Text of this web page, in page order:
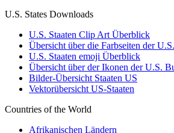
U.S. States Downloads
U.S. Staaten Clip Art Überblick
Übersicht über die Farbseiten der
U.S. Staaten emoji Überblick
Übersicht über der Ikonen der U.S.
Bilder-Übersicht Staaten US
Vektorübersicht US-Staaten
Countries of the World
Afrikanischen Ländern